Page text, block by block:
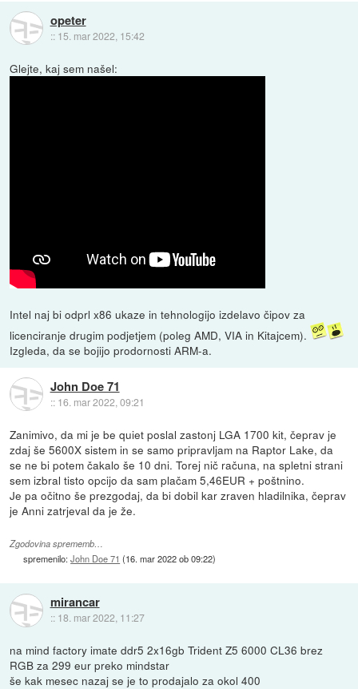
opeter
:: 15. mar 2022, 15:42
Glejte, kaj sem našel:
Intel naj bi odprl x86 ukaze in tehnologijo izdelavo čipov za
licenciranje drugim podjetjem (poleg AMD, VIA in Kitajcem).
Izgleda, da se bojijo prodornosti ARM-a.
John Doe 71
:: 16. mar 2022, 09:21
Zanimivo, da mi je be quiet poslal zastonj LGA 1700 kit, čeprav je
zdaj še 5600X sistem in se samo pripravljam na Raptor Lake, da
se ne bi potem čakalo še 10 dni. Torej nič računa, na spletni strani
sem izbral tisto opcijo da sam plačam 5,46EUR + poštnino.
Je pa očitno še prezgodaj, da bi dobil kar zraven hladilnika, čeprav
je Anni zatrjeval da je že.
Zgodovina sprememb…
spremenilo:John Doe 71 (16. mar 2022 ob 09:22)
mirancar
:: 18. mar 2022, 11:27
na mind factory imate ddr5 2x16gb Trident Z5 6000 CL36 brez
RGB za 299 eur preko mindstar
še kak mesec nazaj se je to prodajalo za okol 400